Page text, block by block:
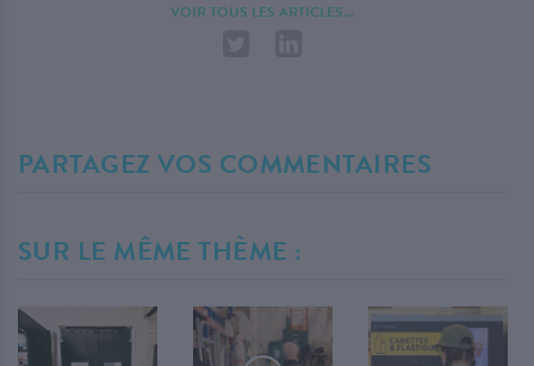
VOIR TOUS LES ARTICLES...
PARTAGEZ VOS COMMENTAIRES
SUR LE MÊME THÈME :